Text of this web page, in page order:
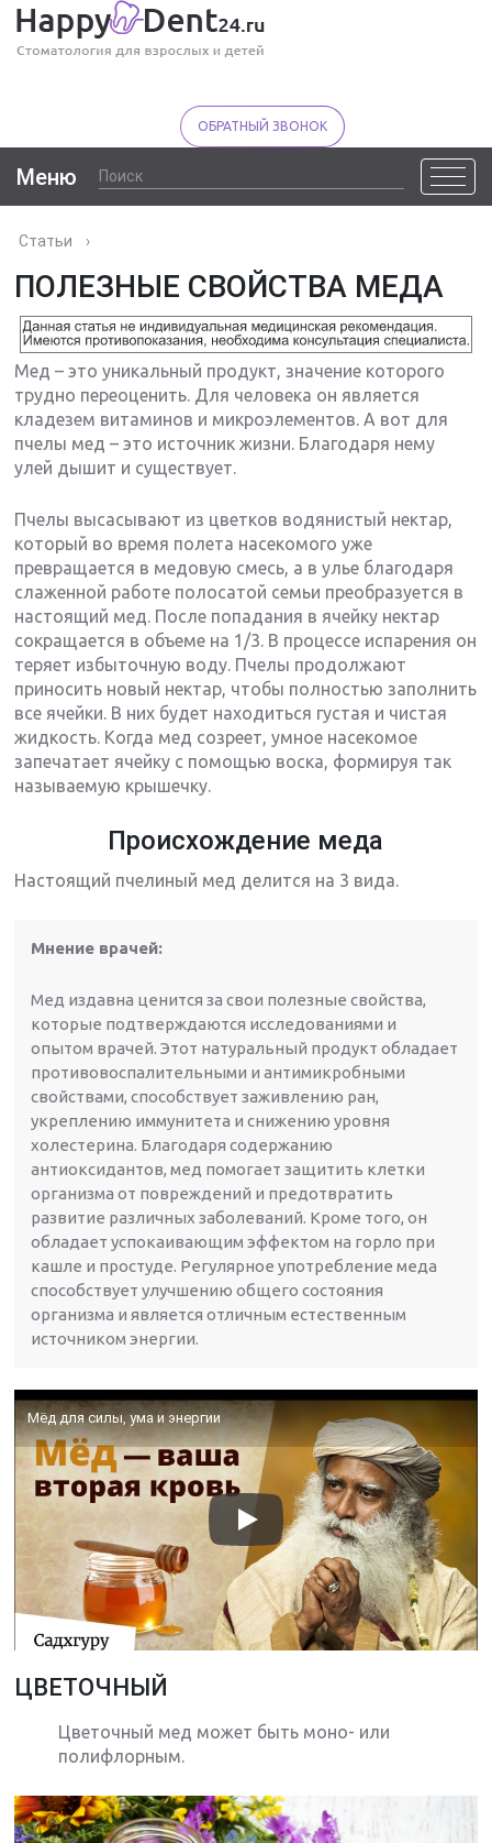
ОБРАТНЫЙ ЗВОНОК
Меню
Статьи ›
ПОЛЕЗНЫЕ СВОЙСТВА МЕДА
Мед – это уникальный продукт, значение которого
трудно переоценить. Для человека он является
кладезем витаминов и микроэлементов. А вот для
пчелы мед – это источник жизни. Благодаря нему
улей дышит и существует.
Пчелы высасывают из цветков водянистый нектар,
который во время полета насекомого уже
превращается в медовую смесь, а в улье благодаря
слаженной работе полосатой семьи преобразуется в
настоящий мед. После попадания в ячейку нектар
сокращается в объеме на 1/3. В процессе испарения он
теряет избыточную воду. Пчелы продолжают
приносить новый нектар, чтобы полностью заполнить
все ячейки. В них будет находиться густая и чистая
жидкость. Когда мед созреет, умное насекомое
запечатает ячейку с помощью воска, формируя так
называемую крышечку.
Происхождение меда
Настоящий пчелиный мед делится на 3 вида.
Мнение врачей:
Мед издавна ценится за свои полезные свойства,
которые подтверждаются исследованиями и
опытом врачей. Этот натуральный продукт обладает
противовоспалительными и антимикробными
свойствами, способствует заживлению ран,
укреплению иммунитета и снижению уровня
холестерина. Благодаря содержанию
антиоксидантов, мед помогает защитить клетки
организма от повреждений и предотвратить
развитие различных заболеваний. Кроме того, он
обладает успокаивающим эффектом на горло при
кашле и простуде. Регулярное употребление меда
способствует улучшению общего состояния
организма и является отличным естественным
источником энергии.
Мёд для силы, ума и энергии
ЦВЕТОЧНЫЙ
Цветочный мед может быть моно- или
полифлорным.